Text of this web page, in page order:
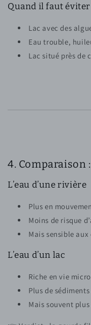
Quand il faut éviter
Lac avec des
Eau trouble,
Lac situé près de
4. Comparaison
L’eau d’une rivière
Plus en
Moins de risque
Mais sensible
L’eau d’un lac
Riche en vie
Plus de
Mais souvent